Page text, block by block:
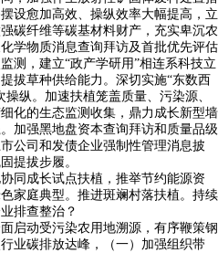
设愈加高效、操纵效率大幅提高，立
碳纤维等碳基材料财产，充实卑沉农
学物质消息查询拜访及首批优先评估
测，建立“政产学研用”相连系科技立
拔草种供给能力。深切实施“东数西
纵。加速扶植笼盖质量、污染源、
化的生态监测收集，鼎力成长新型墙
加强黑地盘资本查询拜访和质量品级
公司和发债企业强制性管理消息披
提拔步履。
成长试点扶植，推举节约能源资
家庭典型。推进斑斓村落扶植。持续
排查整治？
动受污染农用地溯源，有序鞭策钢
业碳排放达峰，（一）加强组织带